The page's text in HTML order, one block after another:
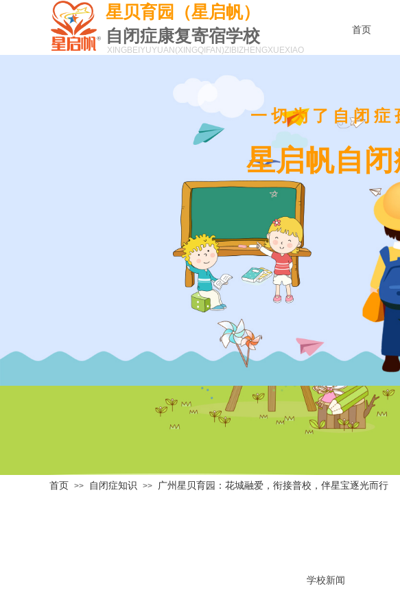
星贝育园（星启帆）
自闭症康复寄宿学校
首页
XINGBEIYUYUAN(XINGQIFAN)ZIBIZHENGXUEXIAO
一切为了自闭症
星启帆自
首页 >> 自闭症知识 >> 广州星贝育园：花城融爱，衔接普校，伴星宝逐光而行
学校新闻